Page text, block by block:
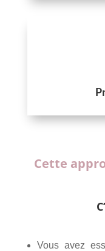
Cette
Vous avez